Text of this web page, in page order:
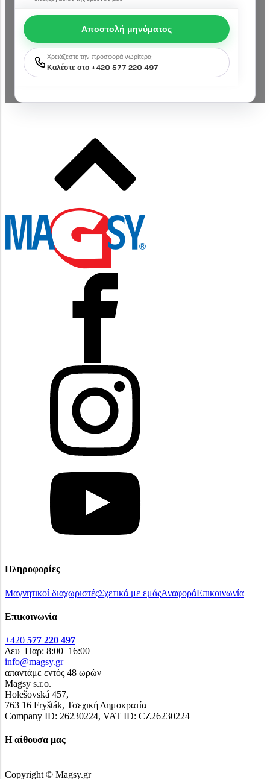
Αποστολή μηνύματος
Χρειάζεστε την προσφορά νωρίτερα;
Καλέστε στο +420 577 220 497
Πληροφορίες
Μαγνητικοί διαχωριστέςΣχετικά με εμάςΑναφοράΕπικοινωνία
Επικοινωνία
+420 577 220 497
Δευ–Παρ: 8:00–16:00
info@magsy.gr
απαντάμε εντός 48 ωρών
Magsy s.r.o.
Holešovská 457,
763 16 Fryšták, Τσεχική Δημοκρατία
Company ID: 26230224, VAT ID: CZ26230224
Η αίθουσα μας
Copyright © Magsy.gr